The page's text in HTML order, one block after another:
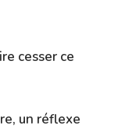
cesser ce
un réflexe